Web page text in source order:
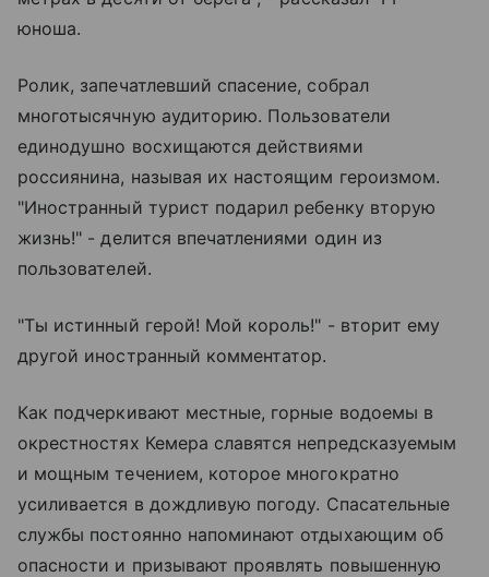
юноша.
Ролик, запечатлевший спасение, собрал
многотысячную аудиторию. Пользователи
единодушно восхищаются действиями
россиянина, называя их настоящим героизмом.
"Иностранный турист подарил ребенку вторую
жизнь!" - делится впечатлениями один из
пользователей.
"Ты истинный герой! Мой король!" - вторит ему
другой иностранный комментатор.
Как подчеркивают местные, горные водоемы в
окрестностях Кемера славятся непредсказуемым
и мощным течением, которое многократно
усиливается в дождливую погоду. Спасательные
службы постоянно напоминают отдыхающим об
опасности и призывают проявлять повышенную